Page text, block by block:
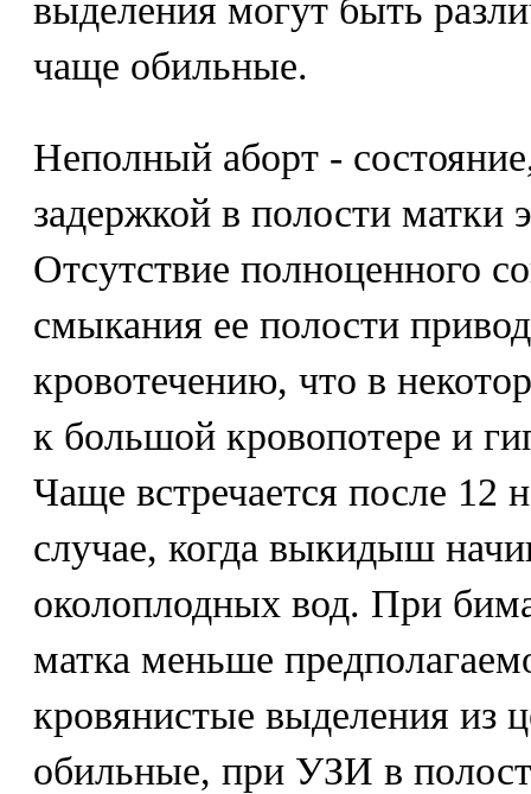
выделения могут быть
чаще обильные.
Неполный аборт -
задержкой в полости матки
Отсутствие полноценного
смыкания ее полости
кровотечению, что в
к большой кровопотере и
Чаще встречается после 12
случае, когда выкидыш
околоплодных вод. При
матка меньше
кровянистые выделения из
обильные, при УЗИ в